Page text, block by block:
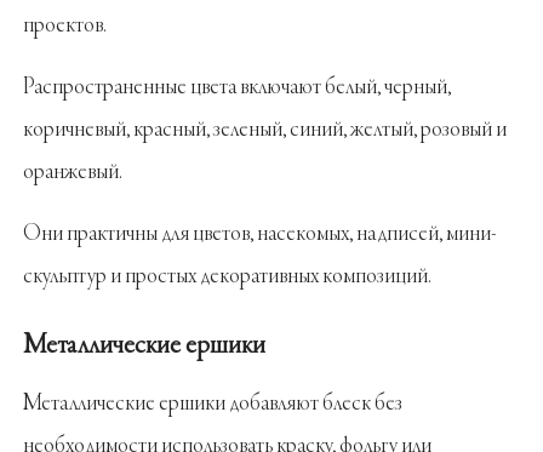
проектов.
Распространенные цвета включают белый, черный,
коричневый, красный, зеленый, синий, желтый, розовый и
оранжевый.
Они практичны для цветов, насекомых, надписей, мини-
скульптур и простых декоративных композиций.
Металлические ершики
Металлические ершики добавляют блеск без
необходимости использовать краску, фольгу или